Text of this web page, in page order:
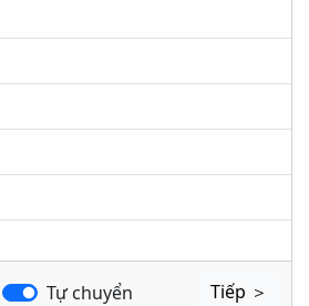
Tự chuyển Tiếp ＞